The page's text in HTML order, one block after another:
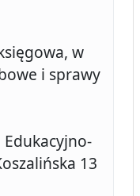
w
i sprawy
13